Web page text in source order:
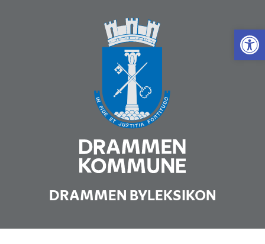
Vis
DRAMMEN BYLEKSIKON